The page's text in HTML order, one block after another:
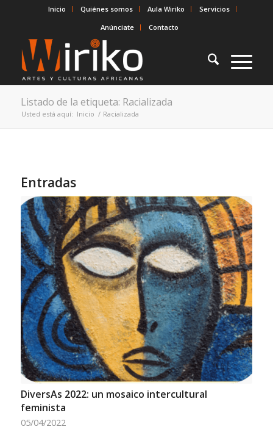
Inicio Quiénes somos Aula Wiriko
Servicios
Anúnciate
Contacto
Listado de la etiqueta: Racializada
Usted está aquí: Inicio / Racializada
Entradas
DiversAs 2022: un mosaico intercultural
feminista
05/04/2022